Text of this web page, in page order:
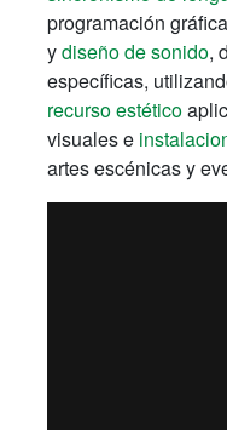
programación
ydiseño de sonido,
específicas,
recurso estético
visuales e
artes escénicas y